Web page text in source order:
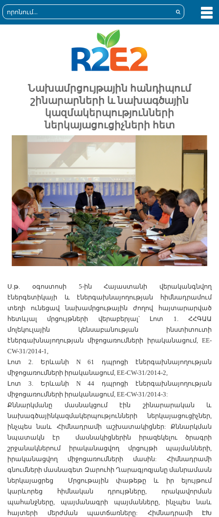
Նախամրցույթային հանդիպում
շինարարների և նախագծային
կազմակերպությունների
ներկայացուցիչների հետ
Ս.թ. օգոստոսի 5-ին Հայաստանի վերականգնվող
էներգետիկայի և էներգախնայողության հիմնադրամում
տեղի ունեցավ նախամրցութային ժողով հայտարարված
հետևյալ մրցույթների վերաբերյալ՝
Լոտ 1. ՀՀԳԱԱ
մոլեկուլային կենսաբանության ինստիտուտի
էներգախնայողության միջոցառումների իրականացում, EE-
CW-31/2014-1,
Լոտ 2. Երևանի N 61 դպրոցի էներգախնայողության
միջոցառումների իրականացում, EE-CW-31/2014-2,
Լոտ 3. Երևանի N 44 դպրոցի էներգախնայողության
միջոցառումների իրականացում, EE-CW-31/2014-3:
Քննարկմանը մասնակցում էին շինարարական և
նախագծայինկազմակերպությունների ներկայացուցիչներ,
ինչպես նաև Հիմնադրամի աշխատակիցներ: Քննարկման
նպատակն էր մասնակիցներին իրազեկելու ծրագրի
շրջանակներում իրականացվող մրցույթի պայմանների,
իրականացվող միջոցառումների մասին: Հիմնադրամի
գնումների մասնագետ Զարուհի Ղարագյոզյանը մանրամասն
ներկայացրեց Մրցութային փաթեթը և իր ելույթում
կարևորեց հիմնական դրույթները, որակավորման
պահանջները, պայմանագրի պայմանները, ինչպես նաև
հայտերի մերժման պատճառները: Հիմնադրամի ԷԽ